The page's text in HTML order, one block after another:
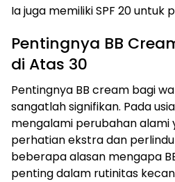
Ia juga memiliki SPF 20 untuk
Pentingnya BB
di Atas 30
Pentingnya BB cream bagi
sangatlah signifikan. Pada
mengalami perubahan
perhatian ekstra dan
beberapa alasan mengapa
penting dalam rutinitas